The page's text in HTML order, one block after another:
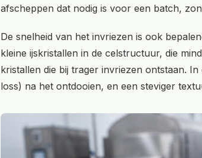
afscheppen dat nodig is voor een batch,
De snelheid van het invriezen is ook
kleine ijskristallen in de celstructuur, die
kristallen die bij trager invriezen ontstaan.
loss) na het ontdooien, en een steviger